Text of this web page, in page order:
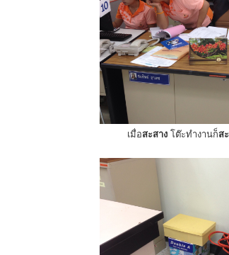
เมื่อสะสางโต๊ะทำงานก็ส